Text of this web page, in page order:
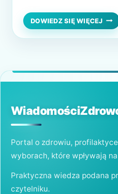
reakcji alergicznych i
objawów. Warto zatem
Dowiedz się, jak to
DOWIEDZ SIĘ WIĘCEJ
DLA
NA
Portal o zdrowiu,
wyborach, które wpływają
Praktyczna wiedza podana
czytelniku.